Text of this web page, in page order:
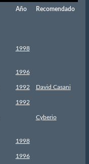
Año Recomendado
1998
1996
1992 David Casani
1992
Cyberio
1998
1996